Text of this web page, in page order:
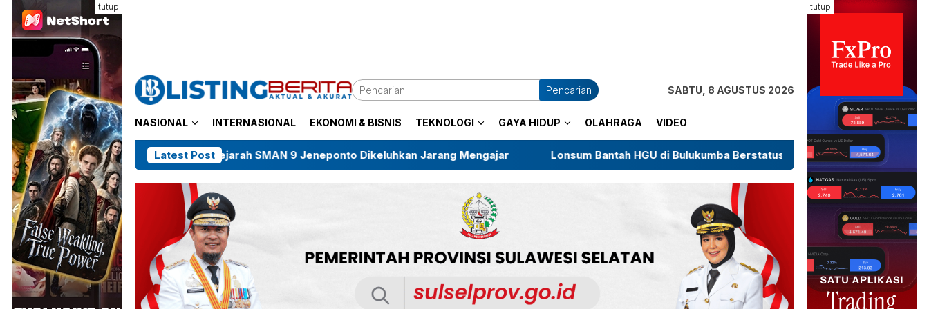
Loncat
konten
tutup tutup
Pencarian SABTU, 8 AGUSTUS 2026
NASIONAL INTERNASIONAL EKONOMI & BISNIS TEKNOLOGI GAYA HIDUP OLAHRAGA VIDEO
Latest Post
Guru Sejarah SMAN 9 Jeneponto Dikeluhkan Jarang Mengajar Lonsum Bantah HGU di Bulukumba Berstatus Eks HGU, Sebut Masih dalam Proses